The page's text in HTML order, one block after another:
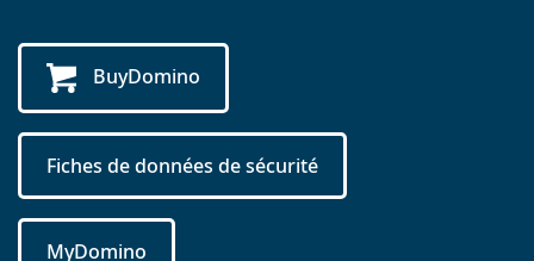
BuyDomino
Fiches de données de sécurité
MyDomino